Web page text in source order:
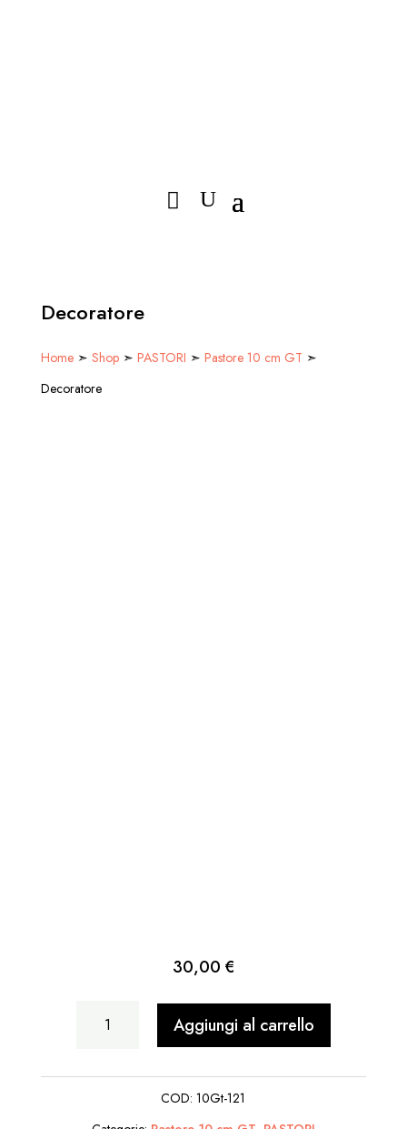
Decoratore
Home➣ Shop➣ PASTORI ➣ Pastore 10 cm GT ➣
Decoratore
30,00 €
Decoratore Aggiungi al carrello
COD:10Gt-121